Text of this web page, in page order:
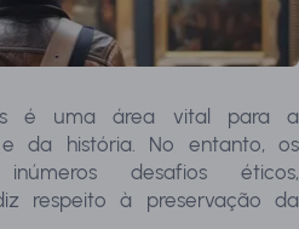
é uma área vital para a
da história. No entanto, os
desafios éticos,
respeito à preservação da